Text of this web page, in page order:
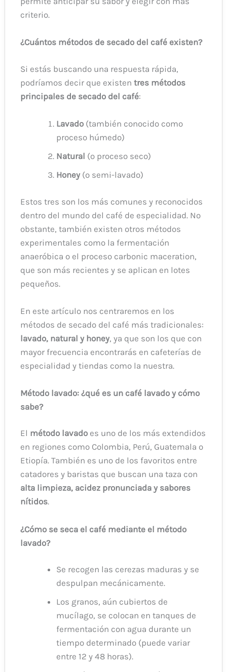
criterio.
¿Cuántos métodos de secado del café existen?
Si estás buscando una respuesta rápida,
podríamos decir que existentres métodos
principales de secado del café:
Lavado (también conocido como
proceso húmedo)
Natural (o proceso seco)
Honey(o semi-lavado)
Estos tres son los más comunes y reconocidos
dentro del mundo del café de especialidad. No
obstante, también existen otros métodos
experimentales como la fermentación
anaeróbica o el proceso carbonic maceration,
que son más recientes y se aplican en lotes
pequeños.
En este artículo nos centraremos en los
métodos de secado del café más tradicionales:
lavado, natural y honey, ya que son los que con
mayor frecuencia encontrarás en cafeterías de
especialidad y tiendas como la nuestra.
Método lavado: ¿qué es un café lavado y cómo
sabe?
El método lavado es uno de los más extendidos
en regiones como Colombia, Perú, Guatemala o
Etiopía. También es uno de los favoritos entre
catadores y baristas que buscan una taza con
alta limpieza, acidez pronunciada y sabores
nítidos.
¿Cómo se seca el café mediante el método
lavado?
Se recogen las cerezas maduras y se
despulpan mecánicamente.
Los granos, aún cubiertos de
mucílago, se colocan en tanques de
fermentación con agua durante un
tiempo determinado (puede variar
entre 12 y 48 horas).